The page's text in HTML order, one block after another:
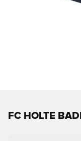
FC HOLTE